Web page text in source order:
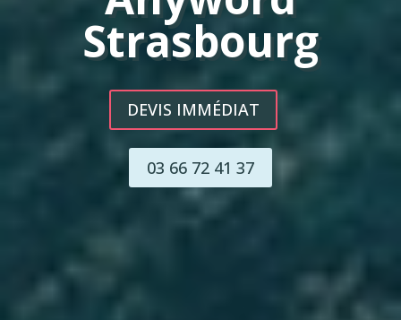
Strasbourg
DEVIS IMMÉDIAT
03 66 72 41 37